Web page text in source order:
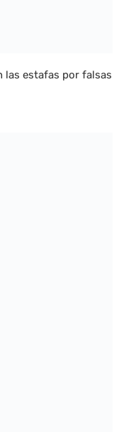
las estafas por falsas